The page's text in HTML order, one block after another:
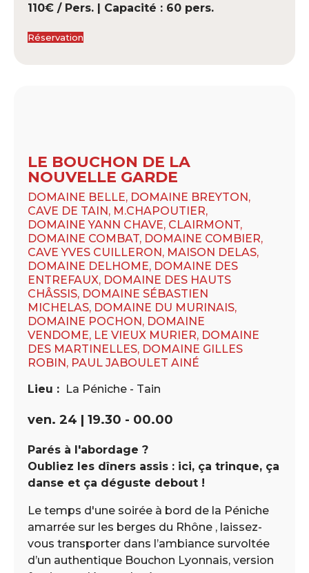
110€ / Pers. | Capacité : 60 pers.
Réservation
LE BOUCHON DE LA
NOUVELLE GARDE
DOMAINE BELLE, DOMAINE BREYTON,
CAVE DE TAIN, M.CHAPOUTIER,
DOMAINE YANN CHAVE, CLAIRMONT,
DOMAINE COMBAT, DOMAINE COMBIER,
CAVE YVES CUILLERON, MAISON DELAS,
DOMAINE DELHOME, DOMAINE DES
ENTREFAUX, DOMAINE DES HAUTS
CHÂSSIS, DOMAINE SÉBASTIEN
MICHELAS, DOMAINE DU MURINAIS,
DOMAINE POCHON, DOMAINE
VENDOME, LE VIEUX MURIER, DOMAINE
DES MARTINELLES, DOMAINE GILLES
ROBIN, PAUL JABOULET AINÉ
Lieu : La Péniche - Tain
ven. 24 | 19.30 - 00.00
Parés à l'abordage ?
Oubliez les dîners assis : ici, ça trinque, ça
danse et ça déguste debout !
Le temps d'une soirée à bord de la Péniche
amarrée sur les berges du Rhône , laissez-
vous transporter dans l’ambiance survoltée
d’un authentique Bouchon Lyonnais, version